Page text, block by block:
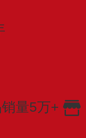
量5万+